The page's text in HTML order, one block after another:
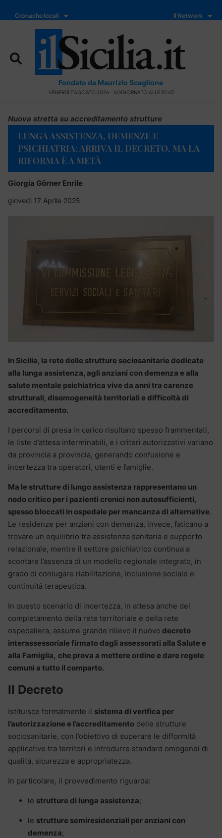
Cronache locali Il Network
Fondato da Maurizio Scaglione
VENERDÌ 7 AGOSTO 2026 - AGGIORNATO ALLE 10:43
Nuova stretta su accreditamento strutture
LUNGA ASSISTENZA, DEMENZE E
PSICHIATRIA: ARRIVA IL DECRETO, MA LA
RIFORMA È A METÀ
Giorgia Görner Enrile
giovedì 17 Aprile 2025
In Sicilia, la rete delle strutture sociosanitarie dedicate
alla lunga assistenza, agli anziani con demenza e alla
salute mentale psichiatrica vive da anni tra carenze
strutturali, disomogeneità territoriali e difficoltà di
accreditamento.
I percorsi di presa in carico risultano spesso frammentati,
le liste d’attesa interminabili, e i criteri autorizzativi variano
da provincia a provincia, generando confusione e
incertezza tra operatori, utenti e famiglie.
Ma le strutture di lungo assistenza rappresentano un
nodo critico per i pazienti cronici non autosufficienti,
spesso bloccati in ospedale per mancanza di alternative.
Le residenze per anziani con demenza, invece, faticano a
trovare un equilibrio tra assistenza sanitaria e supporto
relazionale, mentre il settore psichiatrico continua a
scontare l’assenza di un modello regionale integrato, in
grado di coniugare riabilitazione, inclusione sociale e
continuità terapeutica.
In questo scenario di incertezza, in attesa anche del
completamento della rete territoriale e della rete
ospedaliera, assume grande rilievo il nuovo decreto
interassessoriale firmato dagli assessorati alla Salute e
alla Famiglia, che prova a mettere ordine e dare regole
comuni a tutto il comparto.
Il Decreto
Istituisce formalmente il sistema di verifica per
l’autorizzazione e l’accreditamento delle strutture
sociosanitarie, con l’obiettivo di superare le difformità
applicative tra territori e introdurre standard omogenei di
qualità, sicurezza e appropriatezza.
In particolare, il provvedimento riguarda:
le strutture di lunga assistenza;
le strutture semiresidenziali per anziani con
demenza;